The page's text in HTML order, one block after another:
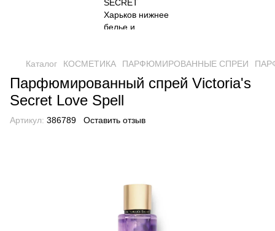
Каталог КОСМЕТИКА ПАРФЮМИРОВАННЫЕ СПРЕИ
Парфюмированный спрей Victoria's
Secret Love Spell
Артикул: 386789 Оставить отзыв